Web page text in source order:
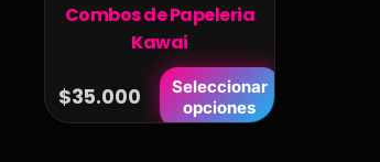
Combos de Papeleria
Kawai
$35.000
Seleccionar
opciones
Este
producto